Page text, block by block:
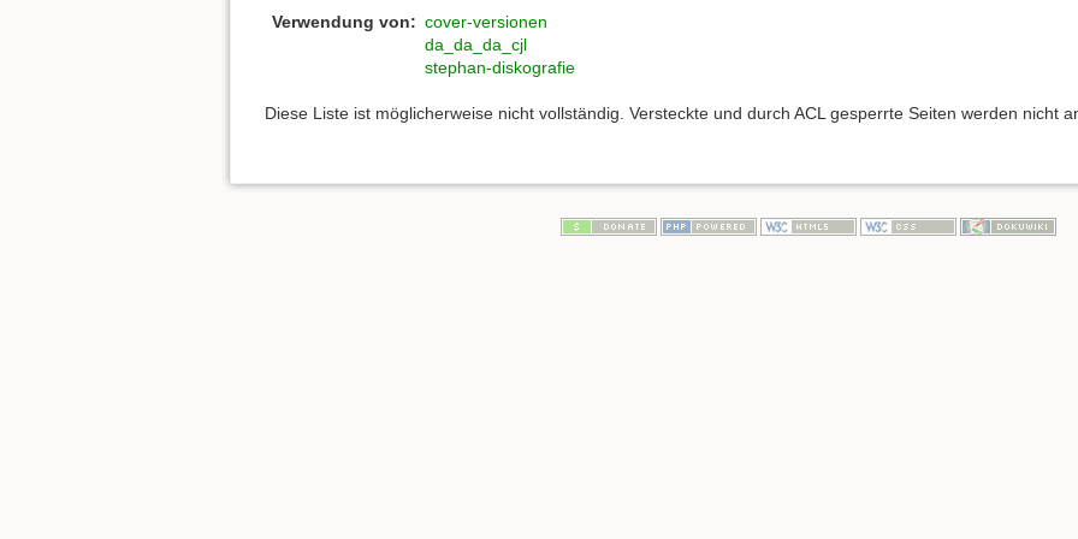
Verwendung von: cover-versionen
da_da_da_cjl
stephan-diskografie
Diese Liste ist möglicherweise nicht vollständig. Versteckte und durch ACL gesperrte Seiten werden nicht